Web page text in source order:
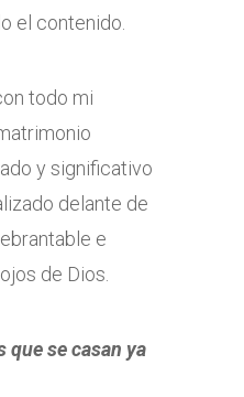
el contenido.
todo mi
y significativo
delante de
e
de Dios.
que se casan ya